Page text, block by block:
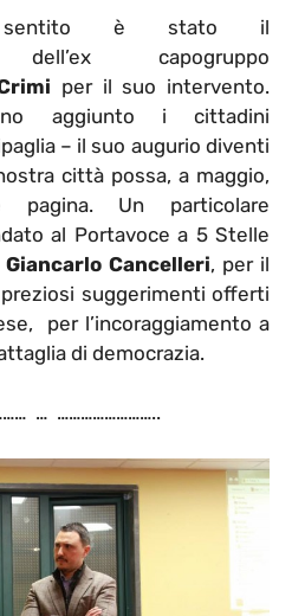
sentito è stato il
dell’ex capogruppo
per il suo intervento.
aggiunto i cittadini
– il suo augurio diventi
città possa, a maggio,
pagina. Un particolare
al Portavoce a 5 Stelle
Giancarlo Cancelleri, per il
suggerimenti offerti
per l’incoraggiamento a
di democrazia.
… ……………………..